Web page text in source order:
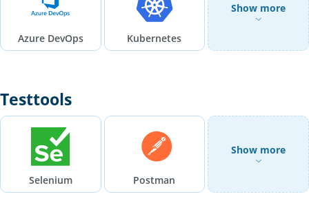
Azure DevOps Kubernetes
Show more
Testtools
Selenium Postman
Show more